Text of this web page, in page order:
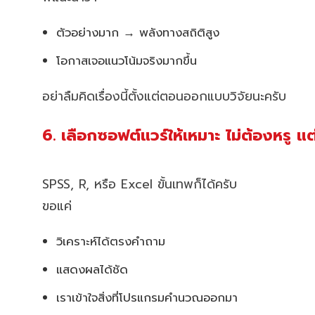
ตัวอย่างมาก → พลังทางสถิติสูง
โอกาสเจอแนวโน้มจริงมากขึ้น
อย่าลืมคิดเรื่องนี้ตั้งแต่ตอนออกแบบวิจัยนะครับ
6. เลือกซอฟต์แวร์ให้เหมาะ ไม่ต้องหรู
SPSS, R, หรือ Excel ขั้นเทพก็ได้ครับ
ขอแค่
วิเคราะห์ได้ตรงคำถาม
แสดงผลได้ชัด
เราเข้าใจสิ่งที่โปรแกรมคำนวณออกมา